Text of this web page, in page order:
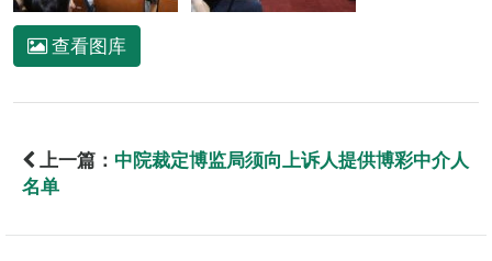
查看图库
上一篇： 中院裁定博监局须向上诉人提供博彩中介人
名单